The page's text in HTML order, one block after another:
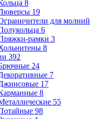
8
19
для молний
6
рамки 3
8
392
24
7
17
8
55
98